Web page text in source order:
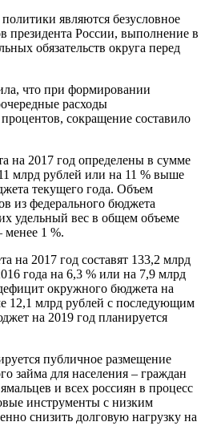
являются безусловное
президента России, выполнение в
обязательств округа перед
что при формировании
расходы
сокращение составило
на 2017 год определены в сумме
млрд рублей или на 11 % выше
текущего года. Объем
из федерального бюджета
удельный вес в общем объеме
менее 1 %.
на 2017 год составят 133,2 млрд
года на 6,3 % или на 7,9 млрд
окружного бюджета на
12,1 млрд рублей с последующим
на 2019 год планируется
публичное размещение
займа для населения – граждан
и всех россиян в процесс
инструменты с низким
снизить долговую нагрузку на